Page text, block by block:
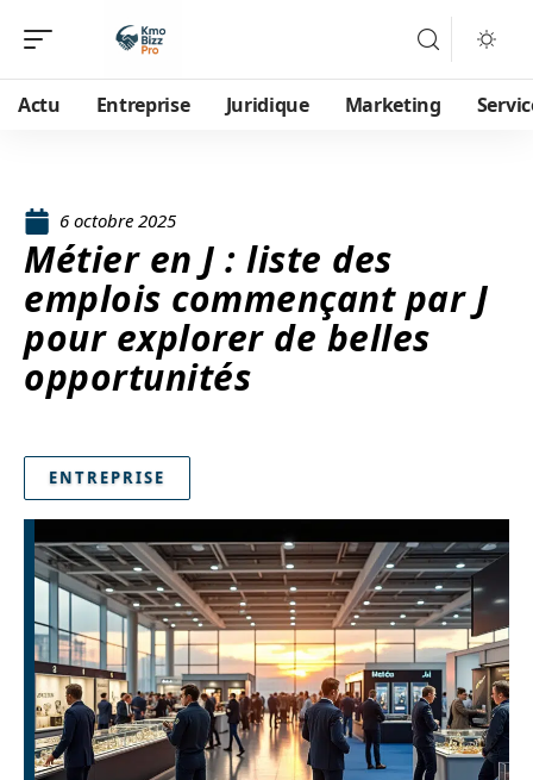
Actu Entreprise Juridique Marketing
6 octobre 2025
Métier en J : liste des
emplois commençant par J
pour explorer de belles
opportunités
ENTREPRISE